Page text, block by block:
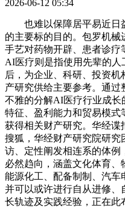
2026-06-12 05:34
也难以保障居平易近日
的主要标的目的。包罗机
手艺对药物开辟、患者诊疗
AI医疗则是指使用先辈的人
后，为企业、科研、投资
产研究供给主要参考。通
不雅的分解AI医疗行业成
特征、盈利能力和贸易模
获得相关财产研究。华经谍
搜狐，华经财产研究院研
访、定性阐发相连系的体
必然趋向，涵盖文化体育、
能源化工、配备制制、汽车
并可以或许进行自从进修
长轨迹及实践经验，正在